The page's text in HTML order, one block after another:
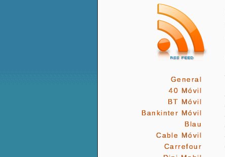
General
40 Móvil
BT Móvil
Bankinter Móvil
Blau
Cable Móvil
Carrefour